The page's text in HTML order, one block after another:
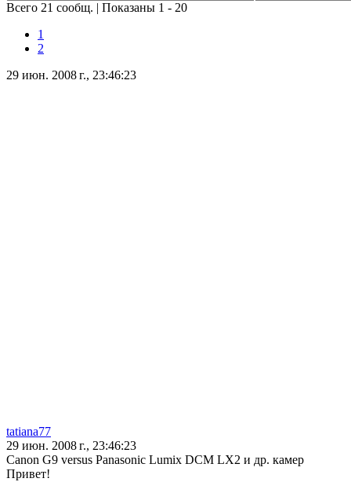
Всего 21 сообщ. | Показаны 1 - 20
1
2
29 июн. 2008 г., 23:46:23
tatiana77
29 июн. 2008 г., 23:46:23
Canon G9 versus Panasonic Lumix DCM LX2 и др. камер
Привет!